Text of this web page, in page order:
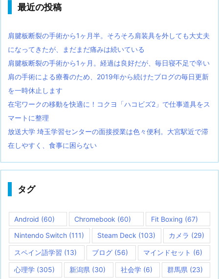
最近の投稿
肩腱板断裂の手術から1ヶ月半。そろそろ肩装具を外しても大丈夫
になってきたが、まだまだ痛みは続いている
肩腱板断裂の手術から1ヶ月。経過は良好だが、毎日寝不足で辛い
肩の手術による療養のため、2019年から続けたブログの毎日更新
を一時休止します
在宅ワークの移動を快適に！コクヨ「ハコビズ2」で仕事道具をス
マートに整理
放送大学 埼玉学習センターの面接授業は色々便利。大宮駅近で滞
在しやすく、食事に困らない
タグ
Android (60) Chromebook (60) Fit Boxing (67)
Nintendo Switch (111) Steam Deck (103) カメラ (29)
スペイン語学習 (13) ブログ (56) マインドセット (6)
心理学 (305) 新潟県 (30) 社会学(6) 群馬県 (23)